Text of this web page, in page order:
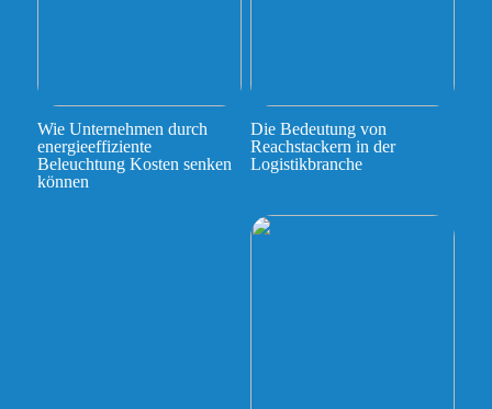
Wie Unternehmen durch
energieeffiziente
Beleuchtung Kosten senken
können
Die Bedeutung von
Reachstackern in der
Logistikbranche